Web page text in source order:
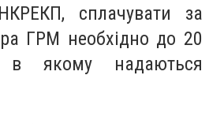
сплачувати за
ГРМ необхідно до 20
в якому надаються